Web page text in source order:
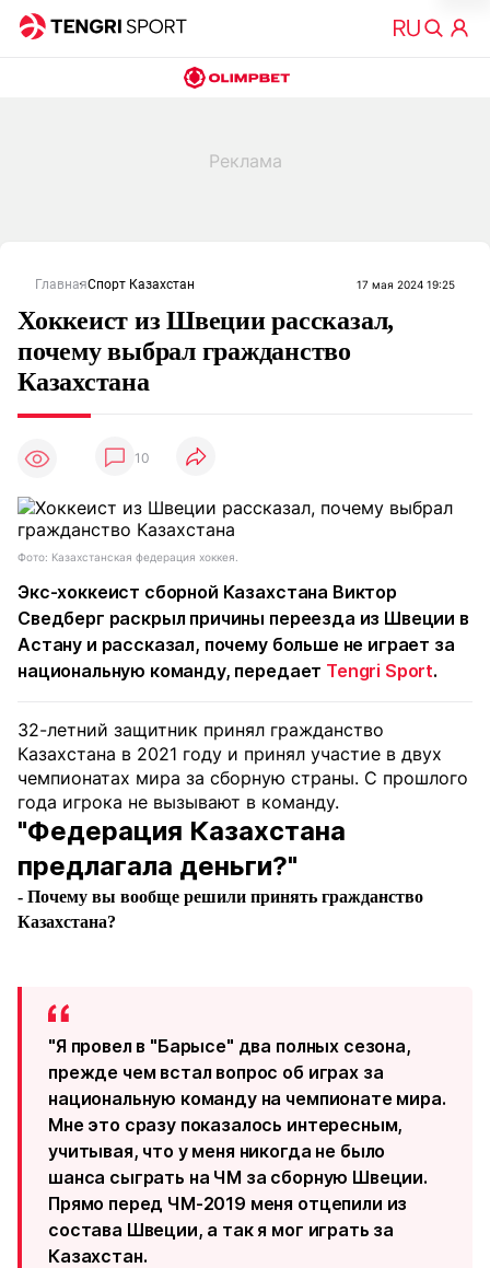
ГлавнаяСпорт Казахстан 17 мая 2024 19:25
Хоккеист из Швеции рассказал,
почему выбрал гражданство
Казахстана
10
Фото: Казахстанская федерация хоккея.
Экс-хоккеист сборной Казахстана Виктор
Сведберг раскрыл причины переезда из Швеции в
Астану и рассказал, почему больше не играет за
национальную команду, передает Tengri Sport.
32-летний защитник принял гражданство
Казахстана в 2021 году и принял участие в двух
чемпионатах мира за сборную страны. С прошлого
года игрока не вызывают в команду.
"Федерация Казахстана
предлагала деньги?"
- Почему вы вообще решили принять гражданство
Казахстана?
"Я провел в "Барысе" два полных сезона,
прежде чем встал вопрос об играх за
национальную команду на чемпионате мира.
Мне это сразу показалось интересным,
учитывая, что у меня никогда не было
шанса сыграть на ЧМ за сборную Швеции.
Прямо перед ЧМ-2019 меня отцепили из
состава Швеции, а так я мог играть за
Казахстан.